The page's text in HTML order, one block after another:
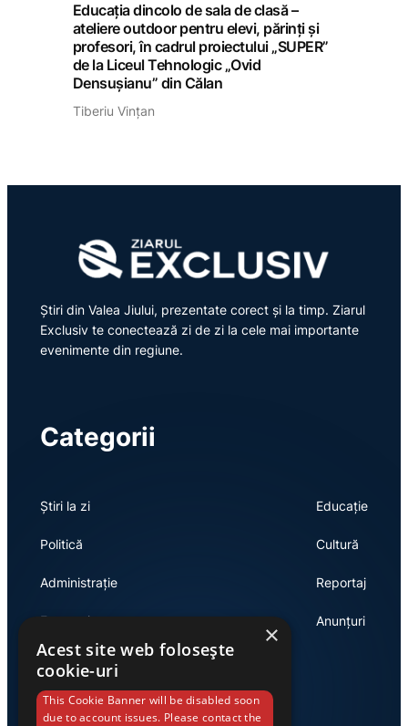
Educația dincolo de sala de clasă –
ateliere outdoor pentru elevi, părinți și
profesori, în cadrul proiectului „SUPER”
de la Liceul Tehnologic „Ovid
Densușianu” din Călan
Tiberiu Vințan
Știri din Valea Jiului, prezentate corect și la timp. Ziarul
Exclusiv te conectează zi de zi la cele mai importante
evenimente din regiune.
Categorii
Știri la zi
Politică
Administrație
Economie
Educație
Cultură
Reportaj
Anunțuri
Link-uri utile
×
Acest site web folosește
cookie-uri
This Cookie Banner will be disabled soon
due to account issues. Please contact the